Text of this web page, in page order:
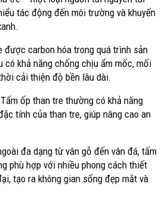
tác động đến môi trường và khuyến
được carbon hóa trong quá trình sản
có khả năng chống chịu ẩm mốc, mối
cải thiện độ bền lâu dài.
ốp than tre thường có khả năng
tính của than tre, giúp nâng cao an
đa dạng từ vân gỗ đến vân đá, tấm
phù hợp với nhiều phong cách thiết
tạo ra không gian sống đẹp mắt và